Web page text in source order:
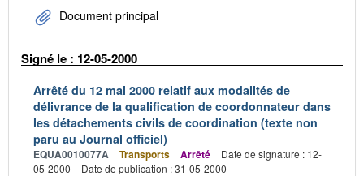
Document principal
Signé le : 12-05-2000
Arrêté du 12 mai 2000 relatif aux modalités de
délivrance de la qualification de coordonnateur dans
les détachements civils de coordination (texte non
paru au Journal officiel)
EQUA0010077A Transports Arrêté
Date de signature : 12-
05-2000
Date de publication : 31-05-2000